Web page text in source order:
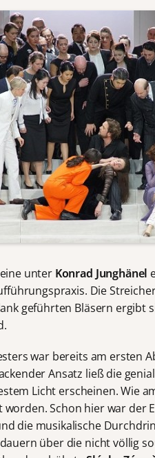
unter Konrad Junghänel
Die
geführten Bläsern ergibt
war bereits am ersten
Ansatz ließ die
Licht erscheinen. Wie
Schon hier war der
die musikalische
über die nicht völlig